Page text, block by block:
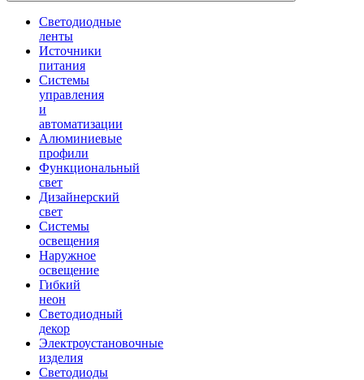
Светодиодные
ленты
Источники
питания
Системы
управления
и
автоматизации
Алюминиевые
профили
Функциональный
свет
Дизайнерский
свет
Системы
освещения
Наружное
освещение
Гибкий
неон
Светодиодный
декор
Электроустановочные
изделия
Светодиоды